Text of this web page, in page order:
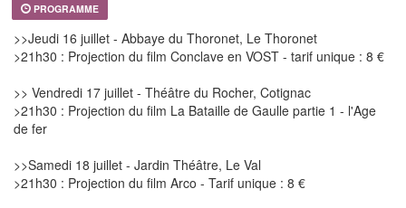
PROGRAMME
>>Jeudi 16 juillet - Abbaye du Thoronet, Le Thoronet
>21h30 : Projection du film Conclave en VOST - tarif unique : 8 €
>> Vendredi 17 juillet - Théâtre du Rocher, Cotignac
>21h30 : Projection du film La Bataille de Gaulle partie 1 - l'Age
de fer
>>Samedi 18 juillet - Jardin Théâtre, Le Val
>21h30 : Projection du film Arco - Tarif unique : 8 €